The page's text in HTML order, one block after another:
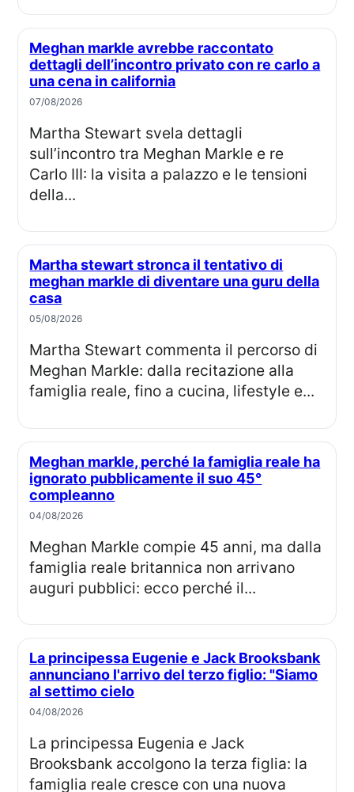
Meghan markle avrebbe raccontato
dettagli dell’incontro privato con re carlo a
una cena in california
07/08/2026
Martha Stewart svela dettagli
sull’incontro tra Meghan Markle e re
Carlo III: la visita a palazzo e le tensioni
della...
Martha stewart stronca il tentativo di
meghan markle di diventare una guru della
casa
05/08/2026
Martha Stewart commenta il percorso di
Meghan Markle: dalla recitazione alla
famiglia reale, fino a cucina, lifestyle e...
Meghan markle, perché la famiglia reale ha
ignorato pubblicamente il suo 45°
compleanno
04/08/2026
Meghan Markle compie 45 anni, ma dalla
famiglia reale britannica non arrivano
auguri pubblici: ecco perché il...
La principessa Eugenie e Jack Brooksbank
annunciano l'arrivo del terzo figlio: "Siamo
al settimo cielo
04/08/2026
La principessa Eugenia e Jack
Brooksbank accolgono la terza figlia: la
famiglia reale cresce con una nuova